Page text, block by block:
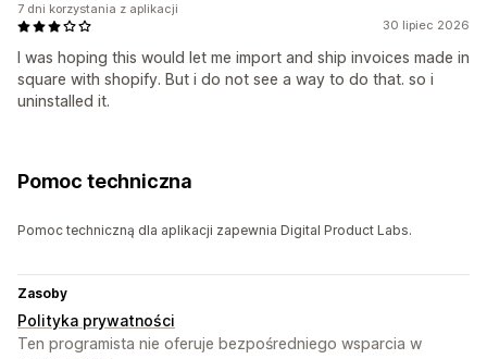
30 lipiec 2026
I was hoping this would let me import and ship invoices made in
square with shopify. But i do not see a way to do that. so i
uninstalled it.
7 dni korzystania z aplikacji
Pomoc techniczna
Pomoc techniczną dla aplikacji zapewnia Digital Product Labs.
Zasoby
Polityka prywatności
Ten programista nie oferuje bezpośredniego wsparcia w